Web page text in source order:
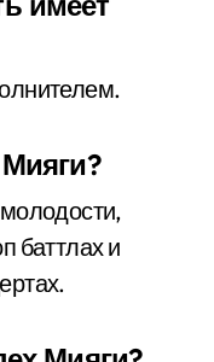
баттлах и